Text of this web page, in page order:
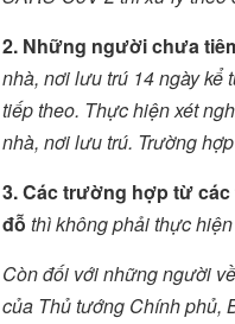
2. Những người chưa
nhà, nơi lưu trú 14 ngày kể
tiếp theo. Thực hiện xét
nhà, nơi lưu trú. Trường
3. Các trường hợp từ
đỗ thì không phải thực
Còn đối với những người
của Thủ tướng Chính phủ,